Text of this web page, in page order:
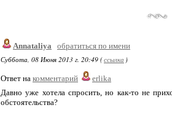
Annataliya
обратиться по имени
Суббота, 08 Июня 2013 г. 20:49 (ссылка )
Ответ на комментарий
erlika
Давно уже хотела спросить, но как-то не
обстоятельства?